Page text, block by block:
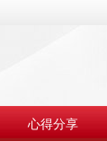
心得分享